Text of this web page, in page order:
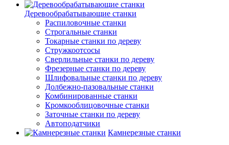
Деревообрабатывающие станки
Распиловочные станки
Строгальные станки
Токарные станки по дереву
Стружкоотсосы
Сверлильные станки по дереву
Фрезерные станки по дереву
Шлифовальные станки по дереву
Долбежно-пазовальные станки
Комбинированные станки
Кромкооблицовочные станки
Заточные станки по дереву
Автоподатчики
Камнерезные станки